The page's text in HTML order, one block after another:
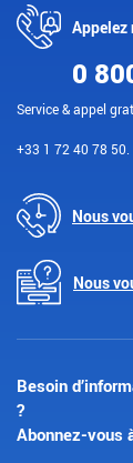
Appelez
0
Service & appel
+33 1 72 40 78 50.
Nous
Nous
Besoin
?
Abonnez-vous